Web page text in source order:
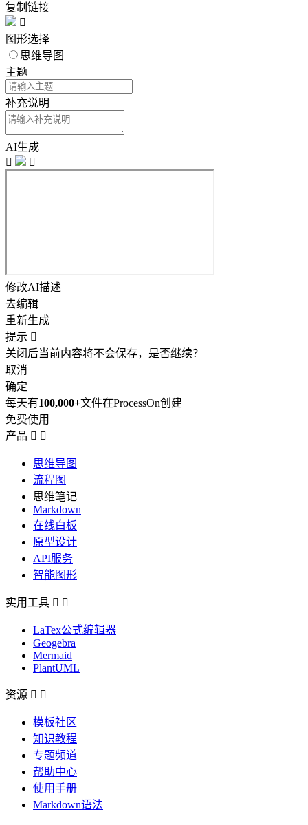
复制链接

图形选择
思维导图
主题
补充说明
AI生成


修改AI描述
去编辑
重新生成
提示 
关闭后当前内容将不会保存，是否继续？
取消
确定
每天有100,000+文件在ProcessOn创建
免费使用
产品  
思维导图
流程图
思维笔记
Markdown
在线白板
原型设计
API服务
智能图形
实用工具  
LaTex公式编辑器
Geogebra
Mermaid
PlantUML
资源  
模板社区
知识教程
专题频道
帮助中心
使用手册
Markdown语法